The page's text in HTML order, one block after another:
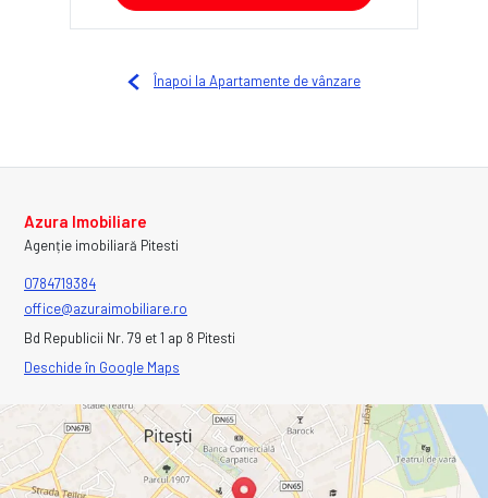
Înapoi la Apartamente de vânzare
Azura Imobiliare
Agenție imobiliară Pitesti
0784719384
office@azuraimobiliare.ro
Bd Republicii Nr. 79 et 1 ap 8 Pitesti
Deschide în Google Maps